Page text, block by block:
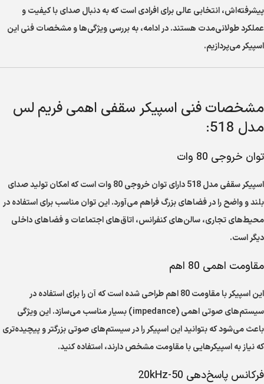
پیشرفته‌اش، انتخابی عالی برای افرادی است که به دنبال صدای با کیفیت و
عملکرد طولانی‌مدت هستند. در ادامه، به بررسی ویژگی‌ها و مشخصات فنی این
اسپیکر می‌پردازیم.
مشخصات فنی اسپیکر سقفی اهمی فریم لس
مدل 518:
توان خروجی 80 وات
اسپیکر سقفی مدل 518 دارای توان خروجی 80 وات است که امکان تولید صدای
بلند و واضح را در فضاهای بزرگ فراهم می‌آورد. این توان مناسب برای استفاده در
محیط‌های تجاری، سالن‌های کنفرانس، اتاق‌های اجتماعات و فضاهای داخلی
دیگر است.
مقاومت اهمی 80 اهم
این اسپیکر با مقاومت 80 اهم طراحی شده است که آن را برای استفاده در
سیستم‌های صوتی اهمی (impedance) بسیار مناسب می‌سازد. این ویژگی
باعث می‌شود که بتوانید این اسپیکر را در سیستم‌های صوتی بزرگتر و پیچیده‌تری
که نیاز به اسپیکرهایی با مقاومت مشخص دارند، استفاده کنید.
فرکانس پاسخ‌دهی 50-20kHz